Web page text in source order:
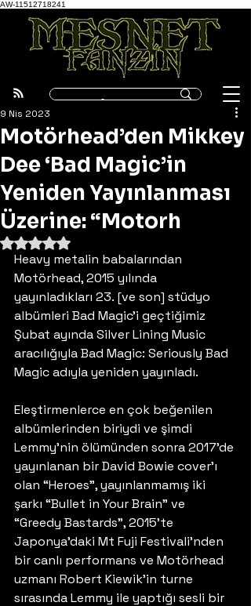
AW-11512718241
Motörhead’den Mikkey
Dee ‘Bad Magic’in
Yeniden Yayınlanması
Üzerine: “Motorh
9 Nis 2023
5 üzerinden NaN yıldız
Heavy metalin babalarından
Motörhead, 2015 yılında
yayınladıkları 23. [ve son] stüdyo
albümleri Bad Magic’i geçtiğimiz
Şubat ayında Silver Lining Music
aracılığıyla Bad Magic: Seriously Bad
Magic adıyla yeniden yayınladı.
Eleştirmenlerce en çok beğenilen
albümlerinden biriydi ve şimdi
Lemmy’nin ölümünden sonra 2017’de
yayınlanan bir David Bowie cover’ı
olan “Heroes”, yayınlanmamış iki
şarkı “Bullet in Your Brain” ve
“Greedy Bastards”, 2015’te
Japonya’daki Mt Fuji Festivali’nden
bir canlı performans ve Motörhead
uzmanı Robert Kiewik’in turne
sırasında Lemmy ile yaptığı sesli bir